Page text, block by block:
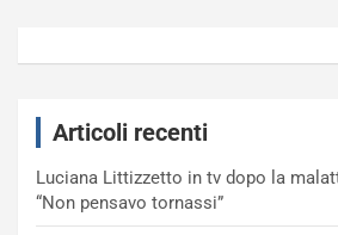
Articoli recenti
Luciana Littizzetto in tv dopo la
“Non pensavo tornassi”